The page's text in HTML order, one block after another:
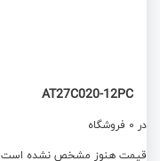
AT27C020-12PC
در 0 فروشگاه
قیمت هنوز مشخص نشده است